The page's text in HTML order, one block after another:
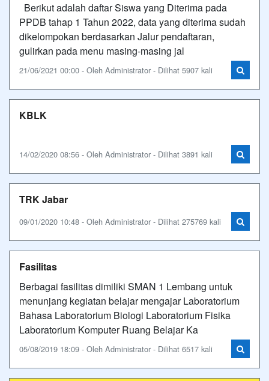
Berikut adalah daftar Siswa yang Diterima pada
PPDB tahap 1 Tahun 2022, data yang diterima sudah
dikelompokan berdasarkan Jalur pendaftaran,
gulirkan pada menu masing-masing jal
21/06/2021 00:00 - Oleh Administrator - Dilihat 5907 kali
KBLK
14/02/2020 08:56 - Oleh Administrator - Dilihat 3891 kali
TRK Jabar
09/01/2020 10:48 - Oleh Administrator - Dilihat 275769 kali
Fasilitas
Berbagai fasilitas dimiliki SMAN 1 Lembang untuk
menunjang kegiatan belajar mengajar Laboratorium
Bahasa Laboratorium Biologi Laboratorium Fisika
Laboratorium Komputer Ruang Belajar Ka
05/08/2019 18:09 - Oleh Administrator - Dilihat 6517 kali